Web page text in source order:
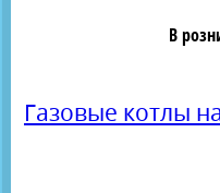
В
Газовые котлы